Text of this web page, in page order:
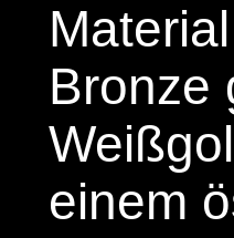
Bronze
einem